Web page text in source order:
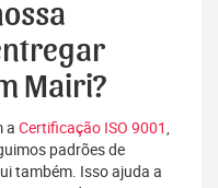
Mairi?
a Certificação ISO 9001,
padrões de
também. Isso ajuda a